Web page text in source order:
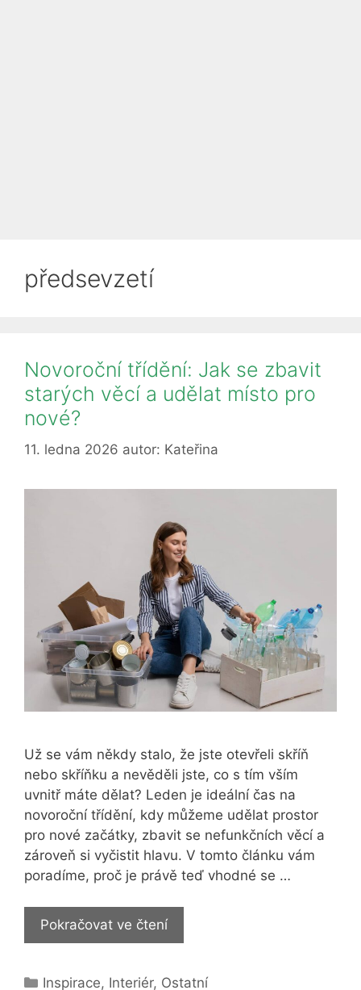
předsevzetí
Novoroční třídění: Jak se zbavit
starých věcí a udělat místo pro
nové?
11. ledna 2026 autor: Kateřina
Už se vám někdy stalo, že jste otevřeli skříň
nebo skříňku a nevěděli jste, co s tím vším
uvnitř máte dělat? Leden je ideální čas na
novoroční třídění, kdy můžeme udělat prostor
pro nové začátky, zbavit se nefunkčních věcí a
zároveň si vyčistit hlavu. V tomto článku vám
poradíme, proč je právě teď vhodné se …
Pokračovat ve čteníNovoroční
třídění:
se
Rubriky
Inspirace, Interiér, Ostatní